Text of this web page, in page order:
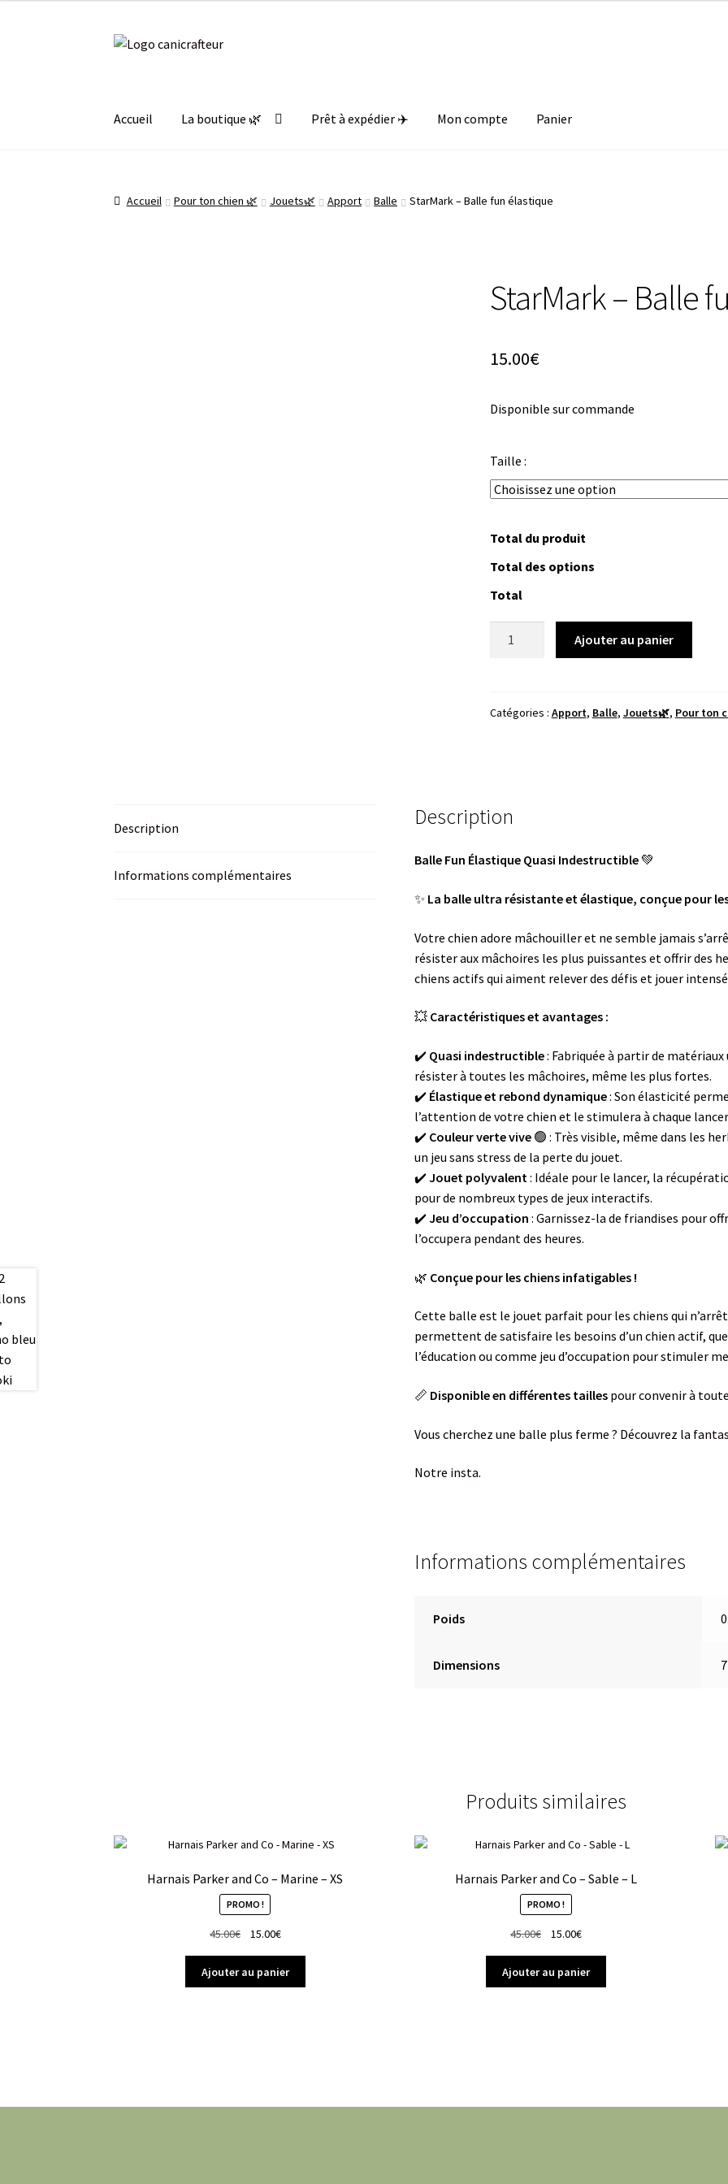
Aller
Aller
Accueil La boutique 🌿 Prêt à expédier ✈️ Mon compte Panier
Accueil Pour ton chien 🌿 Jouets🌿 Apport Balle StarMark – Balle fun élastique
StarMark – Balle
15.00€
Disponible sur commande
Taille :
Total du produit
Total des options
Total
Balle
Ajouter au panier
Catégories : Apport, Balle, Jouets🌿, Pour ton
Description
Informations complémentaires
Description
Balle Fun Élastique Quasi Indestructible 💚
✨ La balle ultra résistante et élastique, conçue pour
Votre chien adore mâchouiller et ne semble jamais
résister aux mâchoires les plus puissantes et offrir des
chiens actifs qui aiment relever des défis et jouer
💥 Caractéristiques et avantages :
✔️ Quasi indestructible: Fabriquée à partir de
résister à toutes les mâchoires, même les plus fortes.
✔️ Élastique et rebond dynamique: Son élasticité
l’attention de votre chien et le stimulera à chaque
✔️ Couleur verte vive 🟢 : Très visible, même dans les
un jeu sans stress de la perte du jouet.
✔️Jouet polyvalent: Idéale pour le lancer, la
pour de nombreux types de jeux interactifs.
✔️Jeu d’occupation : Garnissez-la de friandises pour
l’occupera pendant des heures.
🌿 Conçue pour les chiens infatigables !
Cette balle est le jouet parfait pour les chiens qui
permettent de satisfaire les besoins d’un chien actif,
l’éducation ou comme jeu d’occupation pour stimuler
📏 Disponible en différentes tailles pour convenir à
Vous cherchez une balle plus ferme ? Découvrez la
Notre insta.
Informations complémentaires
Poids
Dimensions
Produits similaires
Harnais Parker and Co – Marine – XS
PROMO !
45.00€
Le
initial
était :
15.00€Le
actuel
est :
Ajouter au panier
Harnais Parker and Co – Sable – L
PROMO !
45.00€
Le
initial
était :
15.00€Le
actuel
est :
Ajouter au panier